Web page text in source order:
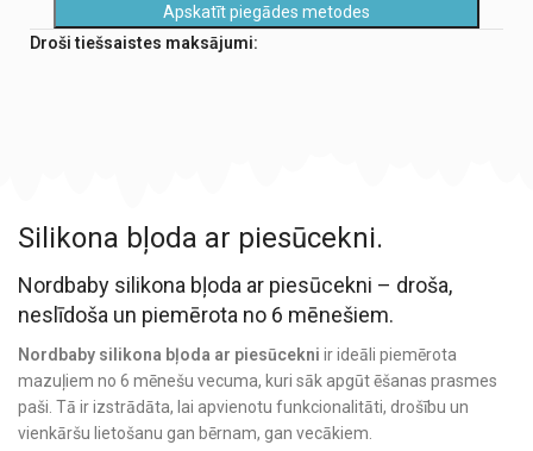
Apskatīt piegādes metodes
Droši tiešsaistes maksājumi:
Silikona bļoda ar piesūcekni.
Nordbaby silikona bļoda ar piesūcekni – droša,
neslīdoša un piemērota no 6 mēnešiem.
Nordbaby silikona bļoda ar piesūcekni ir ideāli piemērota
mazuļiem no 6 mēnešu vecuma, kuri sāk apgūt ēšanas prasmes
paši. Tā ir izstrādāta, lai apvienotu funkcionalitāti, drošību un
vienkāršu lietošanu gan bērnam, gan vecākiem.